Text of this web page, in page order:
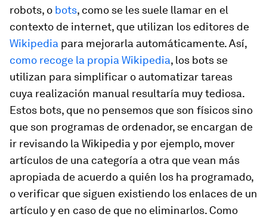
robots, o bots, como se les suele llamar en el
contexto de internet, que utilizan los editores de
Wikipedia para mejorarla automáticamente. Así,
como recoge la propia Wikipedia, los bots se
utilizan para simplificar o automatizar tareas
cuya realización manual resultaría muy tediosa.
Estos bots, que no pensemos que son físicos sino
que son programas de ordenador, se encargan de
ir revisando la Wikipedia y por ejemplo, mover
artículos de una categoría a otra que vean más
apropiada de acuerdo a quién los ha programado,
o verificar que siguen existiendo los enlaces de un
artículo y en caso de que no eliminarlos. Como